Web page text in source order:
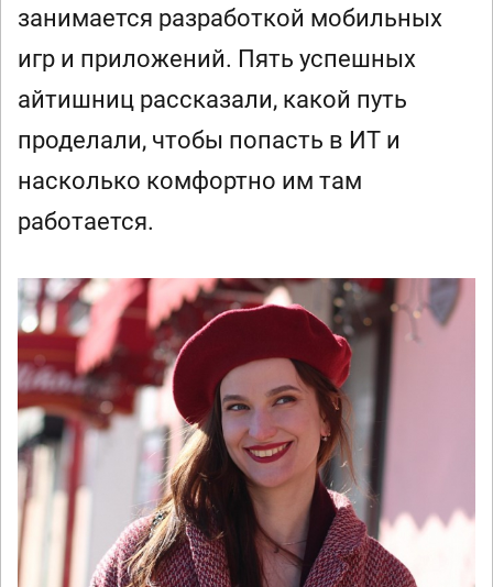
занимается разработкой мобильных
игр и приложений. Пять успешных
айтишниц рассказали, какой путь
проделали, чтобы попасть в ИТ и
насколько комфортно им там
работается.